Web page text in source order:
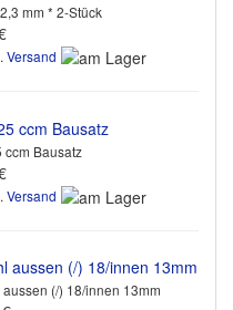
mm * 2-Stück
Versand
ccm Bausatz
Versand
(/) 18/innen 13mm